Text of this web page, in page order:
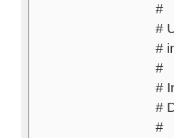
#
#
#
#
#
#
#